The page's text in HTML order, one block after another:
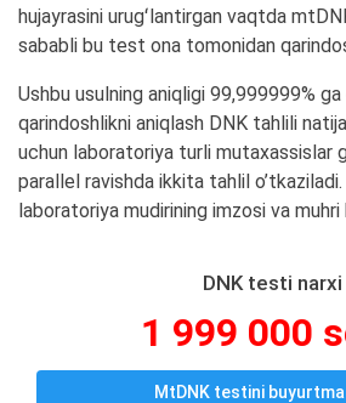
hujayrasini urugʻlantirgan vaqtda
sababli bu test ona tomonidan
Ushbu usulning aniqligi 99,999999%
qarindoshlikni aniqlash DNK tahlili
uchun laboratoriya turli mutaxassislar
parallel ravishda ikkita tahlil
laboratoriya mudirining imzosi va
DNK testi narxi
1 999 000
MtDNK testini